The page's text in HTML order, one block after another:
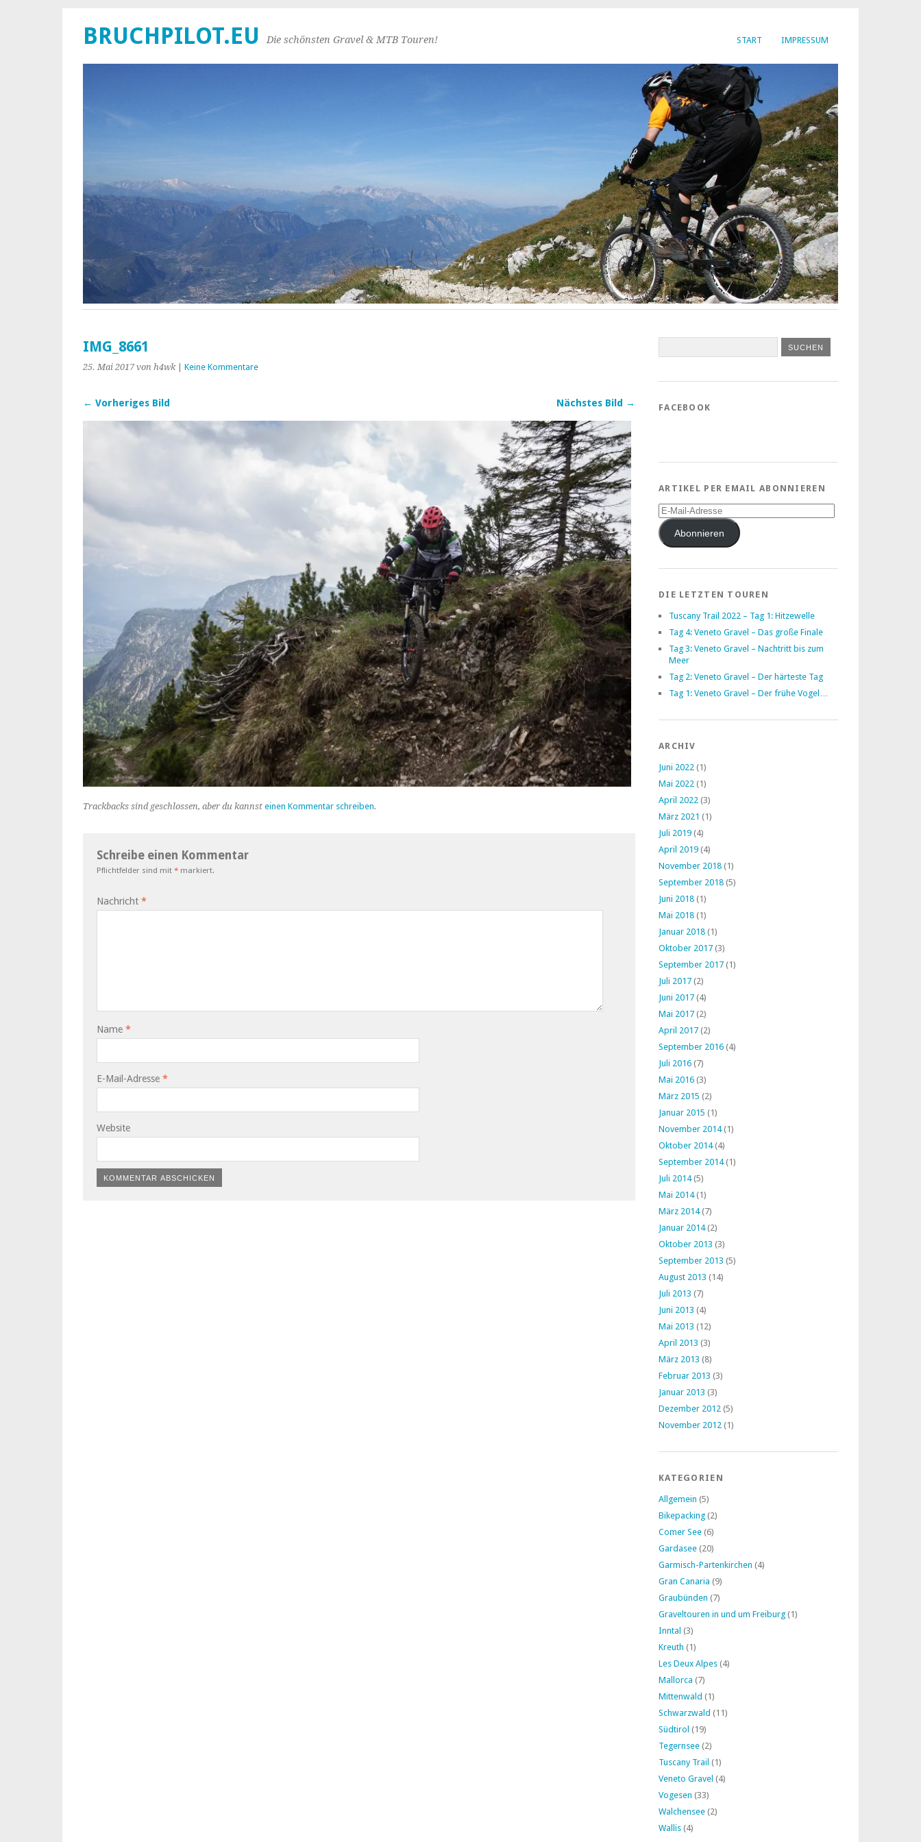
START IMPRESSUM
BRUCHPILOT.EU Die schönsten Gravel & MTB Touren!
IMG_8661
25. Mai 2017 von h4wk| Keine Kommentare
← Vorheriges Bild Nächstes Bild →
Trackbacks sind geschlossen, aber du kannst einen Kommentar schreiben.
Schreibe einen Kommentar
Pflichtfelder sind mit * markiert.
Nachricht *
Name *
E-Mail-Adresse *
Website
FACEBOOK
ARTIKEL PER EMAIL ABONNIEREN
E-
Mail-
AdresseAbonnieren
DIE LETZTEN TOUREN
Tuscany Trail 2022 – Tag 1: Hitzewelle
Tag 4: Veneto Gravel – Das große Finale
Tag 3: Veneto Gravel – Nachtritt bis zum
Meer
Tag 2: Veneto Gravel – Der härteste Tag
Tag 1: Veneto Gravel – Der frühe Vogel…
ARCHIV
Juni 2022 (1)
Mai 2022 (1)
April 2022 (3)
März 2021 (1)
Juli 2019 (4)
April 2019 (4)
November 2018 (1)
September 2018 (5)
Juni 2018 (1)
Mai 2018 (1)
Januar 2018 (1)
Oktober 2017 (3)
September 2017 (1)
Juli 2017 (2)
Juni 2017 (4)
Mai 2017 (2)
April 2017 (2)
September 2016 (4)
Juli 2016 (7)
Mai 2016 (3)
März 2015 (2)
Januar 2015 (1)
November 2014(1)
Oktober 2014(4)
September 2014(1)
Juli 2014(5)
Mai 2014(1)
März 2014(7)
Januar 2014(2)
Oktober 2013 (3)
September 2013 (5)
August 2013 (14)
Juli 2013 (7)
Juni 2013 (4)
Mai 2013 (12)
April 2013 (3)
März 2013 (8)
Februar 2013 (3)
Januar 2013 (3)
Dezember 2012 (5)
November 2012 (1)
KATEGORIEN
Allgemein (5)
Bikepacking (2)
Comer See (6)
Gardasee (20)
Garmisch-Partenkirchen (4)
Gran Canaria (9)
Graubünden (7)
Graveltouren in und um Freiburg (1)
Inntal (3)
Kreuth (1)
Les Deux Alpes (4)
Mallorca (7)
Mittenwald (1)
Schwarzwald (11)
Südtirol (19)
Tegernsee (2)
Tuscany Trail (1)
Veneto Gravel (4)
Vogesen (33)
Walchensee (2)
Wallis (4)